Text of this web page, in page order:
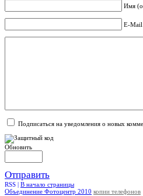
Имя
E-Mail
Подписаться на уведомления о новых
Обновить
Отправить
RSS | В начало страницы
Объединение Фотоцентр 2010 копии телефонов